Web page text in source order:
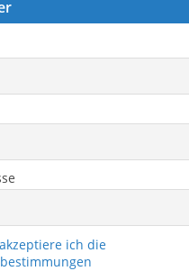
ich die